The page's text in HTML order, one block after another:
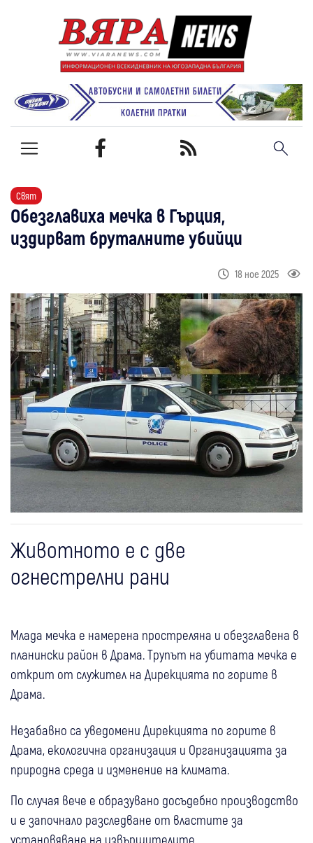
Свят
Обезглавиха мечка в Гърция,
издирват бруталните убийци
18 ное 2025
Животното е с две
огнестрелни рани
Млада мечка е намерена простреляна и обезглавена в
планински район в Драма. Трупът на убитата мечка е
открит от служител на Дирекцията по горите в
Драма.
Незабавно са уведомени Дирекцията по горите в
Драма, екологична организация и Организацията за
природна среда и изменение на климата.
По случая вече е образувано досъдебно производство
и е започнало разследване от властите за
установяване на извършителите.